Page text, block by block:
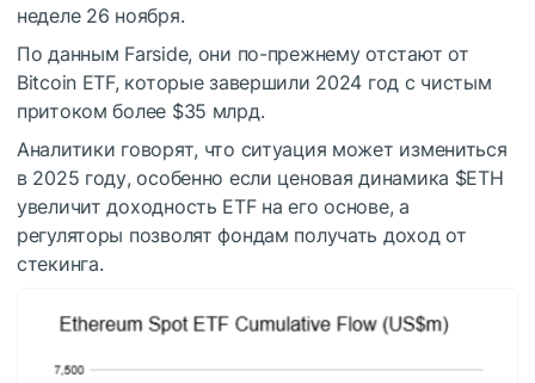
неделе 26 ноября.
По данным Farside, они по-прежнему отстают от
Bitcoin ETF, которые завершили 2024 год с чистым
притоком более $35 млрд.
Аналитики говорят, что ситуация может измениться
в 2025 году, особенно если ценовая динамика $ETH
увеличит доходность ETF на его основе, а
регуляторы позволят фондам получать доход от
стекинга.